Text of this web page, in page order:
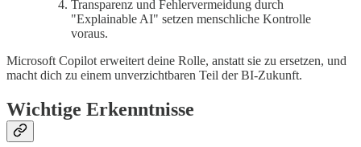
Transparenz und Fehlervermeidung durch
"Explainable AI" setzen menschliche Kontrolle
voraus.
Microsoft Copilot erweitert deine Rolle, anstatt sie zu ersetzen, und
macht dich zu einem unverzichtbaren Teil der BI-Zukunft.
Wichtige Erkenntnisse